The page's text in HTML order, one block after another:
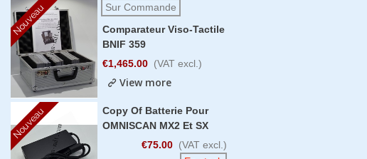
Nouveau
Sur Commande
Comparateur Viso-Tactile
BNIF 359
€1,465.00 (VAT excl.)
View more
Nouveau
Copy Of Batterie Pour
OMNISCAN MX2 Et SX
€75.00 (VAT excl.)